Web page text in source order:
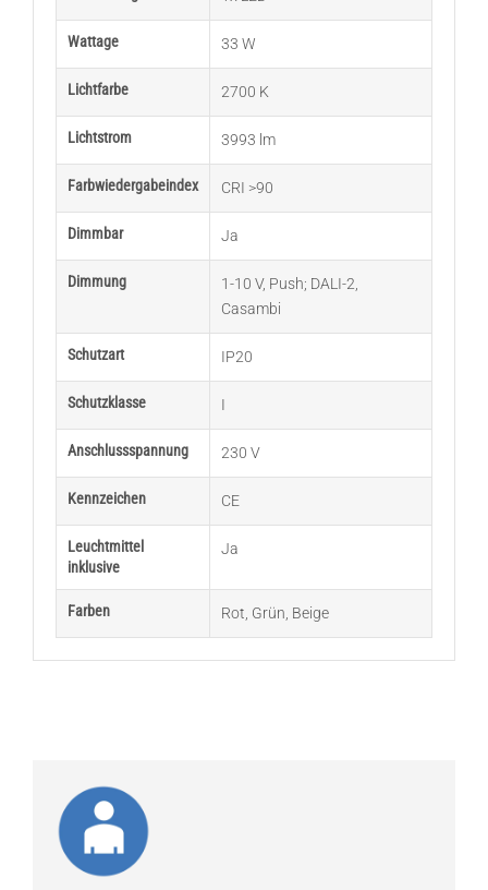
Wattage 33 W
Lichtfarbe 2700 K
Lichtstrom 3993 lm
Farbwiedergabeindex CRI >90
Dimmbar Ja
Dimmung 1-10 V, Push; DALI-2,
Casambi
Schutzart IP20
Schutzklasse I
Anschlussspannung 230 V
Kennzeichen CE
Leuchtmittel
inklusive
Ja
Farben Rot, Grün, Beige